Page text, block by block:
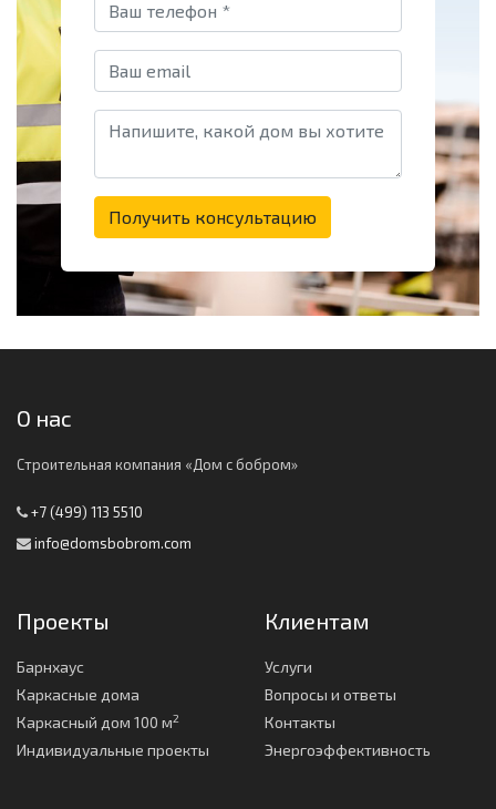
Получить консультацию
О нас
Строительная компания «Дом с бобром»
+7 (499) 113 5510
info@domsbobrom.com
Проекты
Барнхаус
Каркасные дома
Каркасный дом 100 м2
Индивидуальные проекты
Клиентам
Услуги
Вопросы и ответы
Контакты
Энергоэффективность